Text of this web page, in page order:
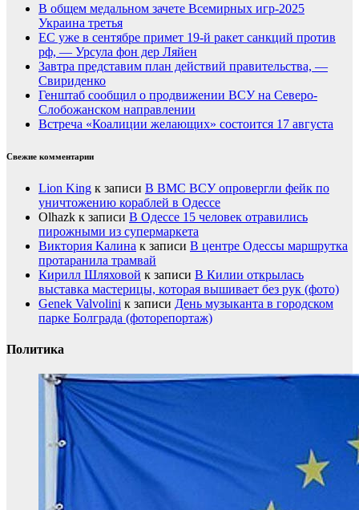
В общем медальном зачете Всемирных игр-2025
Украина третья
ЕС уже в сентябре примет 19-й ракет санкций против
рф, — Урсула фон дер Ляйен
Завтра представим план действий правительства, —
Свириденко
Генштаб сообщил о продвижении ВСУ на Северо-
Слобожанском направлении
Встреча «Коалиции желающих» состоится 17 августа
Свежие комментарии
Lion King к записи В ВМС ВСУ опровергли фейк по
уничтожению кораблей в Одессе
Olhazk к записи В Одессе 15 человек отравились
пирожными из супермаркета
Виктория Калина к записи В центре Одессы маршрутка
протаранила трамвай
Кирилл Шляховой к записи В Килии открылась
выставка мастерицы, которая вышивает без рук (фото)
Genek Valvolini к записи День музыканта в городском
парке Болграда (фоторепортаж)
Политика